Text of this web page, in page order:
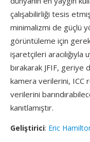
çalışabilirliği tesis
minimalizmi de güçlü
görüntüleme için
işaretçileri
bırakarak JFIF, geriye
kamera verilerini, ICC
verilerini
kanıtlamıştır.
Geliştirici: Eric